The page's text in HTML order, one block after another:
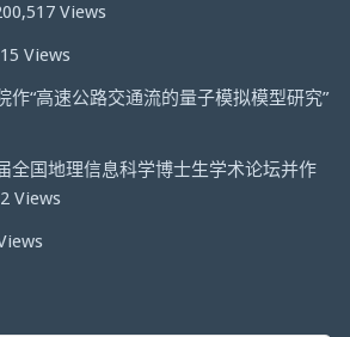
Views
Views
作“高速公路交通流的量子模拟模型研究”
全国地理信息科学博士生学术论坛并作
Views